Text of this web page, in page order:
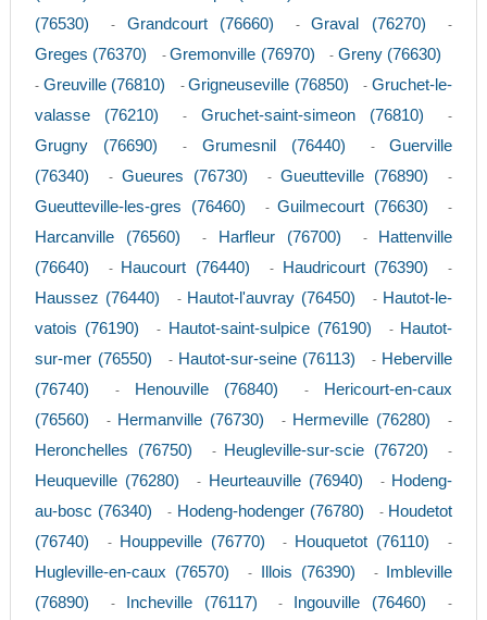
(76530)
- Grandcourt (76660) -Graval (76270) -
Greges (76370) -Gremonville (76970) - Greny (76630)
- Greuville (76810) -Grigneuseville (76850) -Gruchet-le-
valasse (76210)
- Gruchet-saint-simeon (76810) -
Grugny (76690) - Grumesnil (76440) -Guerville
(76340)
- Gueures (76730) -Gueutteville (76890) -
Gueutteville-les-gres (76460) -Guilmecourt (76630) -
Harcanville (76560) - Harfleur (76700) -
Hattenville
(76640)
- Haucourt (76440) - Haudricourt (76390) -
Haussez (76440) - Hautot-l'auvray (76450) - Hautot-le-
vatois (76190)
- Hautot-saint-sulpice (76190) - Hautot-
sur-mer (76550)
- Hautot-sur-seine (76113) - Heberville
(76740)
- Henouville (76840) -
Hericourt-en-caux
(76560)
- Hermanville (76730) - Hermeville (76280) -
Heronchelles (76750) - Heugleville-sur-scie (76720) -
Heuqueville (76280) - Heurteauville (76940) - Hodeng-
au-bosc (76340)
- Hodeng-hodenger (76780) - Houdetot
(76740)
- Houppeville (76770) - Houquetot (76110) -
Hugleville-en-caux (76570) - Illois (76390) -
Imbleville
(76890)
- Incheville (76117) - Ingouville (76460) -